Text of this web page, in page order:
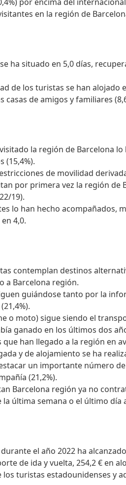
en la región de
ha situado en 5,0 días,
de los turistas se han alojado
casas de amigos y familiares
la región de Barcelona
(15,4%).
de movilidad
por primera vez la región de
19).
lo han hecho acompañados,
4,0.
contemplan destinos
a Barcelona región.
guiándose tanto por la
o moto) sigue siendo el
ganado en los últimos dos
han llegado a la región en
y de alojamiento se ha
un importante número
(21,2%).
Barcelona región ya no
última semana o el último día
el año 2022 ha
de ida y vuelta, 254,2 € en
los turistas estadounidenses y